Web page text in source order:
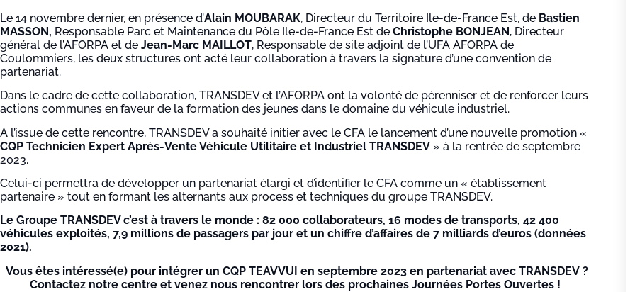
Le 14 novembre dernier, en présence d’Alain MOUBARAK, Directeur du Territoire Ile-de-France Est, de Bastien
MASSON, Responsable Parc et Maintenance du Pôle Ile-de-France Est de Christophe BONJEAN, Directeur
général de l’AFORPA et de Jean-Marc MAILLOT, Responsable de site adjoint de l’UFA AFORPA de
Coulommiers, les deux structures ont acté leur collaboration à travers la signature d’une convention de
partenariat.
Dans le cadre de cette collaboration, TRANSDEV et l’AFORPA ont la volonté de pérenniser et de renforcer leurs
actions communes en faveur de la formation des jeunes dans le domaine du véhicule industriel.
A l’issue de cette rencontre, TRANSDEV a souhaité initier avec le CFA le lancement d’une nouvelle promotion «
CQP Technicien Expert Après-Vente Véhicule Utilitaire et Industriel TRANSDEV » à la rentrée de septembre
2023.
Celui-ci permettra de développer un partenariat élargi et d’identifier le CFA comme un « établissement
partenaire » tout en formant les alternants aux process et techniques du groupe TRANSDEV.
Le Groupe TRANSDEV c’est à travers le monde : 82 000 collaborateurs, 16 modes de transports, 42 400
véhicules exploités, 7,9 millions de passagers par jour et un chiffre d’affaires de 7 milliards d’euros (données
2021).
Vous êtes intéressé(e) pour intégrer un CQP TEAVVUI en septembre 2023 en partenariat avec TRANSDEV ?
Contactez notre centre et venez nous rencontrer lors des prochaines Journées Portes Ouvertes !